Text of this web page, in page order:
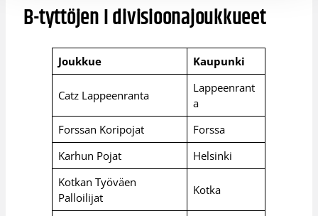
B-tyttöjen I divisioonajoukkueet
Joukkue Kaupunki
Catz Lappeenranta
Lappeenrant
a
Forssan Koripojat
Forssa
Karhun Pojat
Helsinki
Kotkan Työväen
Palloilijat
Kotka